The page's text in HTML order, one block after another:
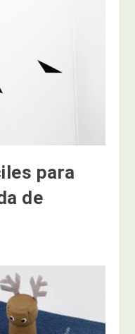
para
de